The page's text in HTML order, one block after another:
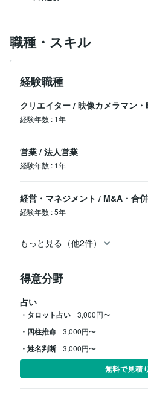
職種・スキル
経験職種
クリエイター / 映像カメラマン
経験年数 : 1年
営業 / 法人営業
経験年数 : 1年
経営・マネジメント / M&A・合
経験年数 :5年
もっと見る（他2件）
得意分野
占い
・タロット占い 3,000円〜
・四柱推命 3,000円〜
・姓名判断 3,000円〜
無料で見積